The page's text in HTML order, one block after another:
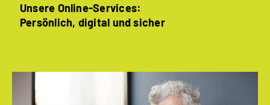
Unsere Online-Services:
Persönlich, digital und sicher